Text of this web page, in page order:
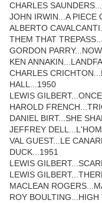
CHARLES
JOHN IRWIN...A PIECE
ALBERTO
THEM THAT
GORDON
KEN
CHARLES
HALL...1950
LEWIS
HAROLD
DANIEL BIRT...SHE
JEFFREY
VAL GUEST...LE
DUCK...1951
LEWIS
LEWIS
MACLEAN
ROY BOULTING...HIGH